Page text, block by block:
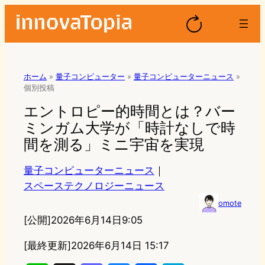
ホーム » 量子コンピューター » 量子コンピューターニュース »
個別投稿
エントロピー的時間とは？バー
ミンガム大学が「時計なしで時
間を測る」ミニ宇宙を実現
量子コンピューターニュース ｜
スペーステクノロジーニュース
omote
[公開]2026年6月14日9:05
[最終更新]2026年6月14日 15:17